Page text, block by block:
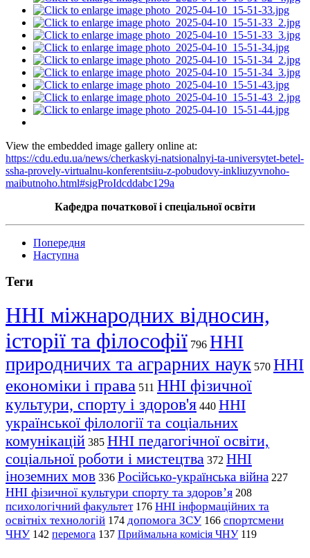
View the embedded image gallery online at:
https://cdu.edu.ua/news/cherkaskyi-natsionalnyi-ta-universytet-betel-
ssha-provely-virtualnu-konferentsiiu-z-pobudovy-inkliuzyvnoho-
maibutnoho.html#sigProIdcddabc129a
Кафедра початковоїі спеціальної освіти
Попередня
Наступна
Теги
ННІ міжнародних відносин,
історії та філософії 796 ННІ
природничих та аграрних наук 570 ННІ
економіки і права 511 ННІ фізичної
культури, спорту і здоров'я 440 ННІ
української філології та соціальних
комунікацій 385 ННІ педагогічної освіти,
соціальної роботи і мистецтва 372 ННІ
іноземних мов 336 Російсько-українська війна 227
ННІ фізичної культури спорту та здоров’я 208
психологічний факультет 176 ННІ інформаційних та
освітніх технологій 174 допомога ЗСУ 166 спортсмени
ЧНУ 142 перемога 137 Приймальна комісія ЧНУ 119